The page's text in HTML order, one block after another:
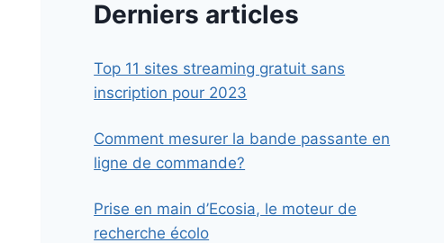
Derniers articles
Top 11 sites streaming gratuit sans
inscription pour 2023
Comment mesurer la bande passante en
ligne de commande?
Prise en main d’Ecosia, le moteur de
recherche écolo